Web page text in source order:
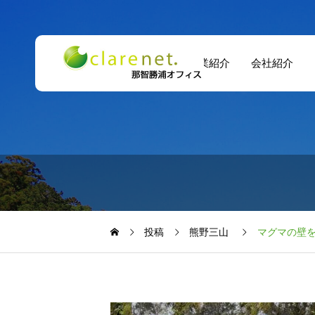
事業紹介 会社紹介
投稿 熊野三山 マグマの壁